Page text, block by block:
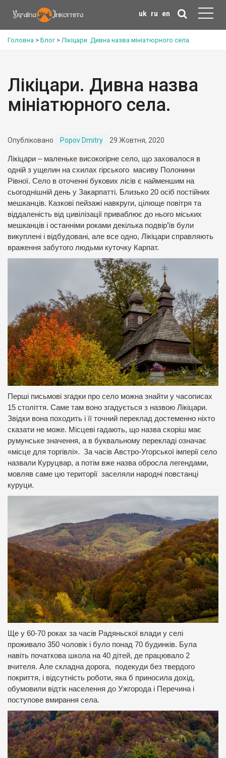
uk ru en
Головна > Блог>Лікіцари. Дивна назва мініатюрного села.
Лікіцари. Дивна назва
мініатюрного села.
Опубліковано Popov Dmitry 29 Жовтня, 2020
Лікіцари – маленьке високогірне село, що заховалося в
одній з ущелин на схилах гірського масиву Полонини
Рівної. Село в оточенні букових лісів є найменшим на
сьогоднішній день у Закарпатті. Близько 20 осіб постійних
мешканців. Казкові пейзажі навкруги, цілюще повітря та
віддаленість від цивілізації приваблює до нього міських
мешканців і останніми роками декілька подвір’їв були
викуплені і відбудовані, але все одно, Лікіцари справляють
враження забутого людьми куточку Карпат.
Перші письмові згадки про село можна знайти у часописах
15 століття. Саме там воно згадується з назвою Лікіцари.
Звідки вона походить і її точний переклад достеменно ніхто
сказати не може. Місцеві гадають, що назва скоріш має
румунське значення, а в буквальному перекладі означає
«місце для торгівлі». За часів Австро-Угорської імперії село
назвали Куруцвар, а потім вже назва обросла легендами,
мовляв саме цю території заселяли народні повстанці
куруци.
Ще у 60-70 роках за часів Радяньскої влади у селі
проживало 350 чоловік і було понад 70 будинків. Була
навіть початкова школа на 40 дітей, де працювало 2
вчителя. Але складна дорога, подекуди без твердого
покриття, і відсутність роботи, яка б приносила дохід,
обумовили відтік населення до Ужгорода і Перечина і
поступове вмирання села.